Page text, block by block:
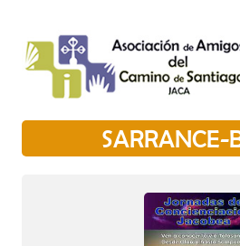
SARRANCE-